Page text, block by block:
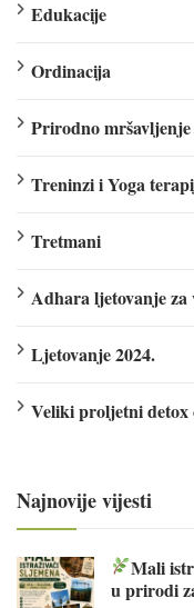
Edukacije
Ordinacija
Prirodno mršavljenje
Treninzi i Yoga
Tretmani
Adhara ljetovanje za
Ljetovanje 2024.
Veliki proljetni detox
Najnovije vijesti
Mali
u prirodi